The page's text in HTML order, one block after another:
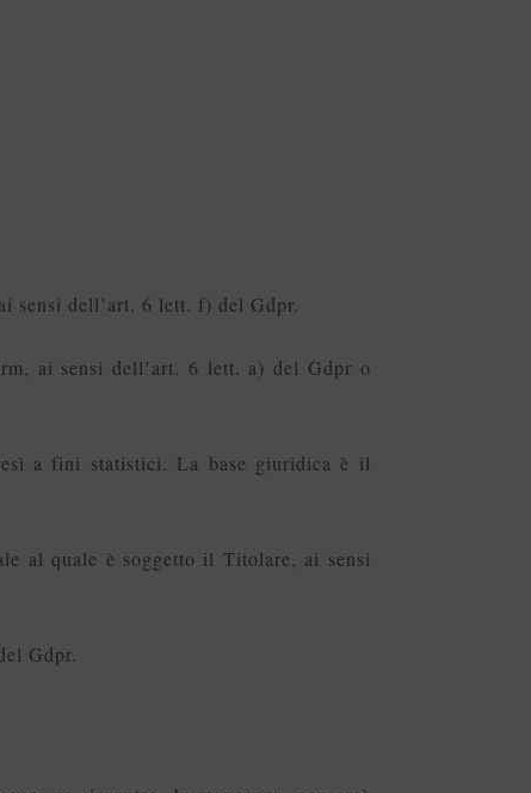
sensi dell’art. 6 lett. f) del Gdpr.
ai sensi dell’art. 6 lett. a) del Gdpr o
a fini statistici. La base giuridica è il
al quale è soggetto il Titolare, ai sensi
Gdpr.